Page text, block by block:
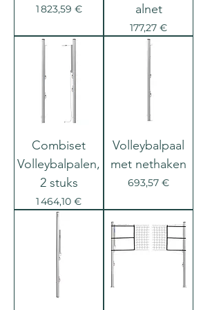
Prix
1 823,59 €
alnet
Prix
177,27 €
Combiset
Volleybalpalen,
2 stuks
Prix
1 464,10 €
Volleybalpaal
met nethaken
Prix
693,57 €